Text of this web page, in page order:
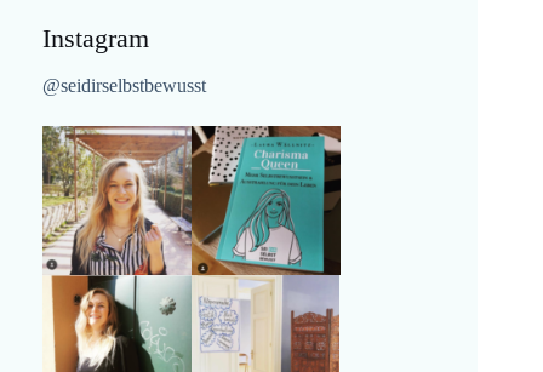
Instagram
@seidirselbstbewusst